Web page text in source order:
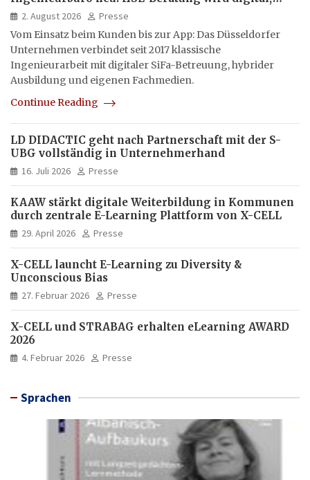
hybrid und multimedial
2. August 2026
Presse
Vom Einsatz beim Kunden bis zur App: Das Düsseldorfer
Unternehmen verbindet seit 2017 klassische
Ingenieurarbeit mit digitaler SiFa-Betreuung, hybrider
Ausbildung und eigenen Fachmedien.
Continue Reading
LD DIDACTIC geht nach Partnerschaft mit der S-
UBG vollständig in Unternehmerhand
16. Juli 2026 Presse
KAAW stärkt digitale Weiterbildung in Kommunen
durch zentrale E-Learning Plattform von X-CELL
29. April 2026 Presse
X-CELL launcht E-Learning zu Diversity &
Unconscious Bias
27. Februar 2026 Presse
X-CELL und STRABAG erhalten eLearning AWARD
2026
4. Februar 2026 Presse
Sprachen